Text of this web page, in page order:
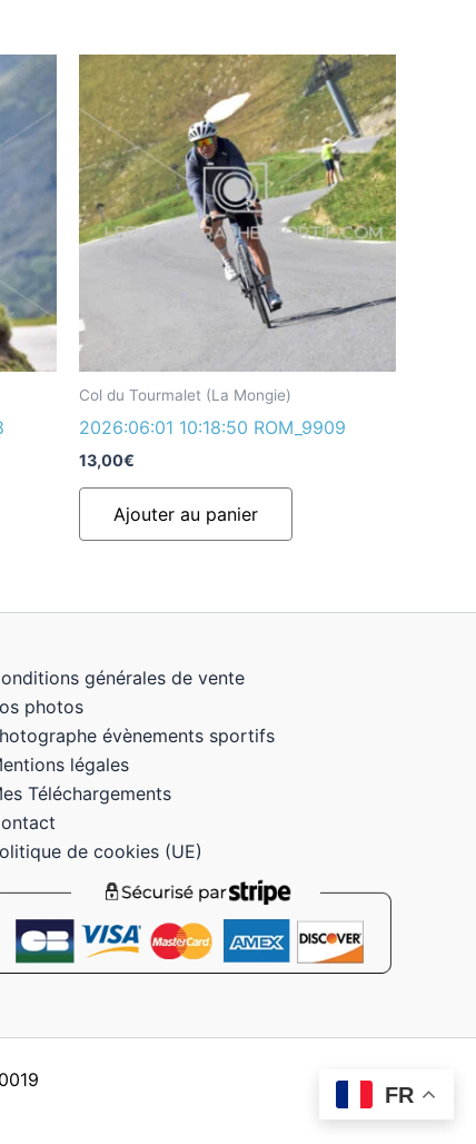
Col du Tourmalet (La Mongie)
2026:06:01 10:18:50 ROM_9909
13,00€
Ajouter au panier
générales de vente
photos
évènements sportifs
légales
Téléchargements
de cookies (UE)
FR